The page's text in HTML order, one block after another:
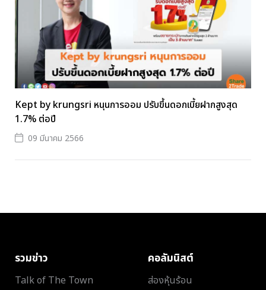
Kept by krungsri หนุนการออม ปรับขึ้นดอกเบี้ยฝากสูงสุด
1.7% ต่อปี
09 มีนาคม 2566
รวมข่าว
Talk of The Town
คอลัมนิสต์
ส่องหุ้นร้อน